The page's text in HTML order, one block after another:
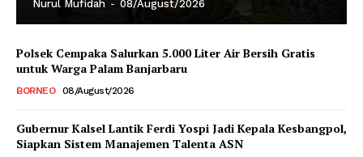
Nurul Mufidah - 08/August/2026
Polsek Cempaka Salurkan 5.000 Liter Air Bersih Gratis
untuk Warga Palam Banjarbaru
BORNEO 08/August/2026
Gubernur Kalsel Lantik Ferdi Yospi Jadi Kepala Kesbangpol,
Siapkan Sistem Manajemen Talenta ASN